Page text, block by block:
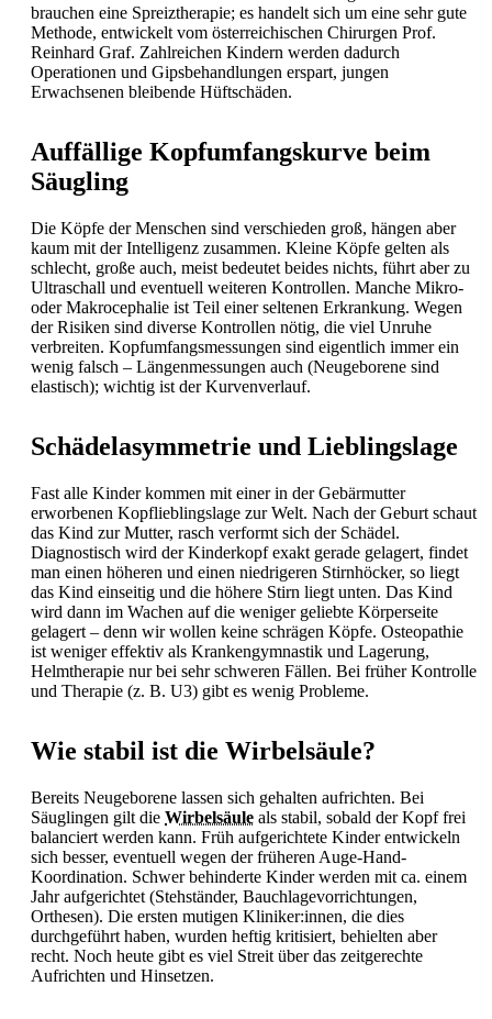
brauchen eine Spreiztherapie; es handelt sich um eine sehr gute
Methode, entwickelt vom österreichischen Chirurgen Prof.
Reinhard Graf. Zahlreichen Kindern werden dadurch
Operationen und Gipsbehandlungen erspart, jungen
Erwachsenen bleibende Hüftschäden.
Auffällige Kopfumfangskurve beim
Säugling
Die Köpfe der Menschen sind verschieden groß, hängen aber
kaum mit der Intelligenz zusammen. Kleine Köpfe gelten als
schlecht, große auch, meist bedeutet beides nichts, führt aber zu
Ultraschall und eventuell weiteren Kontrollen. Manche Mikro-
oder Makrocephalie ist Teil einer seltenen Erkrankung. Wegen
der Risiken sind diverse Kontrollen nötig, die viel Unruhe
verbreiten. Kopfumfangsmessungen sind eigentlich immer ein
wenig falsch – Längenmessungen auch (Neugeborene sind
elastisch); wichtig ist der Kurvenverlauf.
Schädelasymmetrie und Lieblingslage
Fast alle Kinder kommen mit einer in der Gebärmutter
erworbenen Kopflieblingslage zur Welt. Nach der Geburt schaut
das Kind zur Mutter, rasch verformt sich der Schädel.
Diagnostisch wird der Kinderkopf exakt gerade gelagert, findet
man einen höheren und einen niedrigeren Stirnhöcker, so liegt
das Kind einseitig und die höhere Stirn liegt unten. Das Kind
wird dann im Wachen auf die weniger geliebte Körperseite
gelagert – denn wir wollen keine schrägen Köpfe. Osteopathie
ist weniger effektiv als Krankengymnastik und Lagerung,
Helmtherapie nur bei sehr schweren Fällen. Bei früher Kontrolle
und Therapie (z. B. U3) gibt es wenig Probleme.
Wie stabil ist die Wirbelsäule?
Bereits Neugeborene lassen sich gehalten aufrichten. Bei
Säuglingen gilt die Wirbelsäule als stabil, sobald der Kopf frei
balanciert werden kann. Früh aufgerichtete Kinder entwickeln
sich besser, eventuell wegen der früheren Auge-Hand-
Koordination. Schwer behinderte Kinder werden mit ca. einem
Jahr aufgerichtet (Stehständer, Bauchlagevorrichtungen,
Orthesen). Die ersten mutigen Kliniker:innen, die dies
durchgeführt haben, wurden heftig kritisiert, behielten aber
recht. Noch heute gibt es viel Streit über das zeitgerechte
Aufrichten und Hinsetzen.